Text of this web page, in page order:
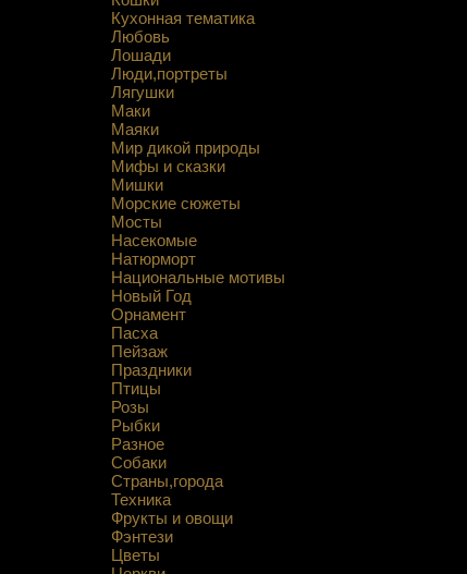
Кухонная тематика
Любовь
Лошади
Люди,портреты
Лягушки
Маки
Маяки
Мир дикой природы
Мифы и сказки
Мишки
Морские сюжеты
Мосты
Насекомые
Натюрморт
Национальные мотивы
Новый Год
Орнамент
Пасха
Пейзаж
Праздники
Птицы
Розы
Рыбки
Разное
Собаки
Страны,города
Техника
Фрукты и овощи
Фэнтези
Цветы